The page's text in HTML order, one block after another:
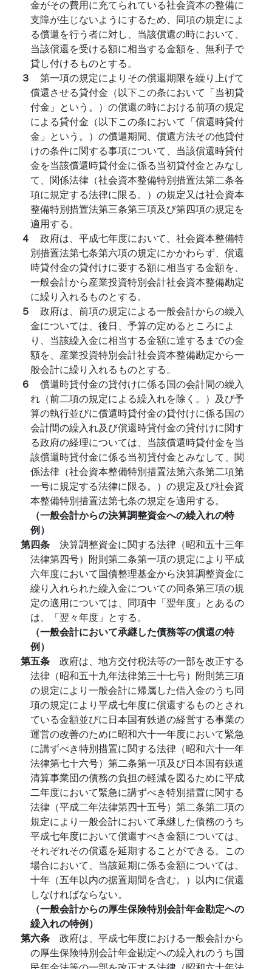
金がその費用に充てられている社会資本の整備に
支障が生じないようにするため、同項の規定によ
る償還を行う者に対し、当該償還の時において、
当該償還を受ける額に相当する金額を、無利子で
貸し付けるものとする。
３ 第一項の規定によりその償還期限を繰り上げて
償還させる貸付金（以下この条において「当初貸
付金」という。）の償還の時における前項の規定
による貸付金（以下この条において「償還時貸付
金」という。）の償還期間、償還方法その他貸付
けの条件に関する事項について、当該償還時貸付
金を当該償還時貸付金に係る当初貸付金とみなし
て、関係法律（社会資本整備特別措置法第二条各
項に規定する法律に限る。）の規定又は社会資本
整備特別措置法第三条第三項及び第四項の規定を
適用する。
４ 政府は、平成七年度において、社会資本整備特
別措置法第七条第六項の規定にかかわらず、償還
時貸付金の貸付けに要する額に相当する金額を、
一般会計から産業投資特別会計社会資本整備勘定
に繰り入れるものとする。
５ 政府は、前項の規定による一般会計からの繰入
金については、後日、予算の定めるところによ
り、当該繰入金に相当する金額に達するまでの金
額を、産業投資特別会計社会資本整備勘定から一
般会計に繰り入れるものとする。
６ 償還時貸付金の貸付けに係る国の会計間の繰入
れ（前二項の規定による繰入れを除く。）及び予
算の執行並びに償還時貸付金の貸付けに係る国の
会計間の繰入れ及び償還時貸付金の貸付けに関す
る政府の経理については、当該償還時貸付金を当
該償還時貸付金に係る当初貸付金とみなして、関
係法律（社会資本整備特別措置法第六条第二項第
一号に規定する法律に限る。）の規定及び社会資
本整備特別措置法第七条の規定を適用する。
（一般会計からの決算調整資金への繰入れの特
例）
第四条 決算調整資金に関する法律（昭和五十三年
法律第四号）附則第二条第一項の規定により平成
六年度において国債整理基金から決算調整資金に
繰り入れられた繰入金についての同条第三項の規
定の適用については、同項中「翌年度」とあるの
は、「翌々年度」とする。
（一般会計において承継した債務等の償還の特
例）
第五条 政府は、地方交付税法等の一部を改正する
法律（昭和五十九年法律第三十七号）附則第三項
の規定により一般会計に帰属した借入金のうち同
項の規定により平成七年度に償還するものとされ
ている金額並びに日本国有鉄道の経営する事業の
運営の改善のために昭和六十一年度において緊急
に講ずべき特別措置に関する法律（昭和六十一年
法律第七十六号）第二条第一項及び日本国有鉄道
清算事業団の債務の負担の軽減を図るために平成
二年度において緊急に講ずべき特別措置に関する
法律（平成二年法律第四十五号）第二条第二項の
規定により一般会計において承継した債務のうち
平成七年度において償還すべき金額については、
それぞれその償還を延期することができる。この
場合において、当該延期に係る金額については、
十年（五年以内の据置期間を含む。）以内に償還
しなければならない。
（一般会計からの厚生保険特別会計年金勘定への
繰入れの特例）
第六条 政府は、平成七年度における一般会計から
の厚生保険特別会計年金勘定への繰入れのうち国